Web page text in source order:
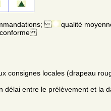
qualité
conforme
consignes locales (drapeau
délai entre le prélèvement et la